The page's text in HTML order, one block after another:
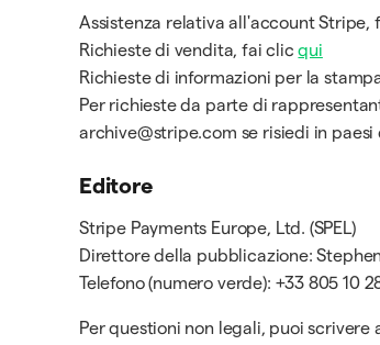
Assistenza relativa all'account Stripe,
Richieste di vendita, fai clicqui
Richieste di informazioni per la
Per richieste da parte di
archive@stripe.com se risiedi in paesi
Editore
Stripe Payments Europe, Ltd. (SPEL)
Direttore della pubblicazione:
Telefono (numero verde): +33 805 10
Per questioni non legali, puoi scrivere